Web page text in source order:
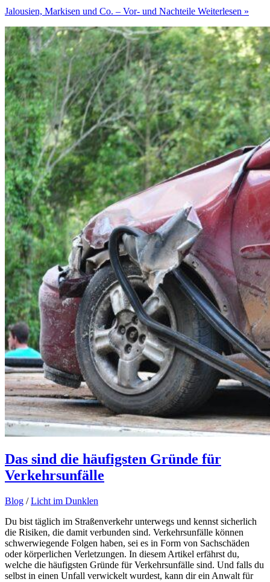
Jalousien, Markisen und Co. – Vor- und Nachteile Weiterlesen »
Das sind die häufigsten Gründe für
Verkehrsunfälle
Blog /Licht im Dunklen
Du bist täglich im Straßenverkehr unterwegs und kennst sicherlich
die Risiken, die damit verbunden sind. Verkehrsunfälle können
schwerwiegende Folgen haben, sei es in Form von Sachschäden
oder körperlichen Verletzungen. In diesem Artikel erfährst du,
welche die häufigsten Gründe für Verkehrsunfälle sind. Und falls du
selbst in einen Unfall verwickelt wurdest, kann dir ein Anwalt für